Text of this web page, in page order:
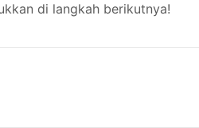
di langkah berikutnya!